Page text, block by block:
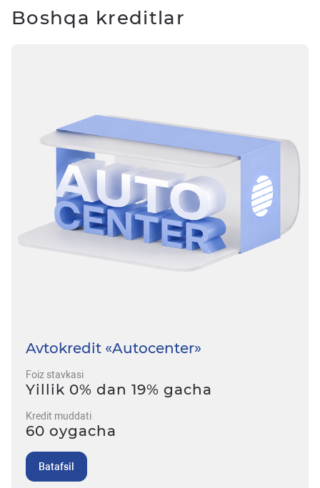
Boshqa kreditlar
Avtokredit «Autocenter»
Foiz stavkasi
Yillik 0% dan 19% gacha
Kredit muddati
60 oygacha
Batafsil